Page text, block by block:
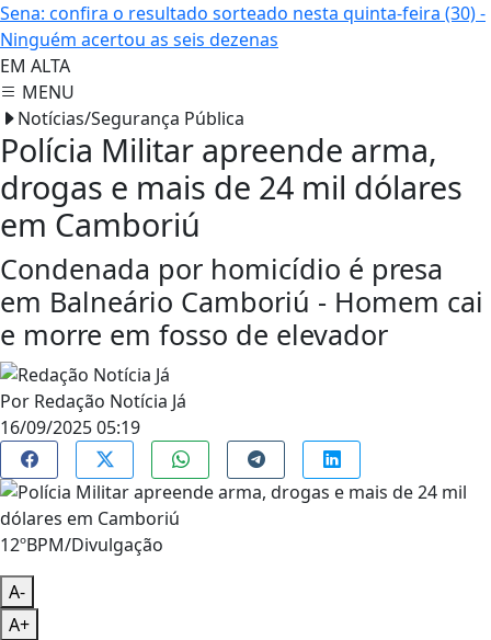
Sena: confira o resultado sorteado nesta quinta-feira (30) -
Ninguém acertou as seis dezenas
EM ALTA
MENU
Notícias/Segurança Pública
Polícia Militar apreende arma,
drogas e mais de 24 mil dólares
em Camboriú
Condenada por homicídio é presa
em Balneário Camboriú - Homem cai
e morre em fosso de elevador
Por Redação Notícia Já
16/09/2025 05:19
12ºBPM/Divulgação
A-
A+